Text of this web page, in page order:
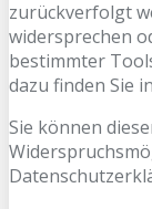
zurückverfolgt
widersprechen
bestimmter
dazu finden Sie
Sie können